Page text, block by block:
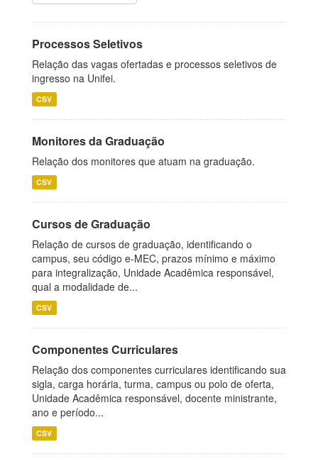
Processos Seletivos
Relação das vagas ofertadas e processos seletivos de
ingresso na Unifei.
CSV
Monitores da Graduação
Relação dos monitores que atuam na graduação.
CSV
Cursos de Graduação
Relação de cursos de graduação, identificando o
campus, seu código e-MEC, prazos mínimo e máximo
para integralização, Unidade Acadêmica responsável,
qual a modalidade de...
CSV
Componentes Curriculares
Relação dos componentes curriculares identificando sua
sigla, carga horária, turma, campus ou polo de oferta,
Unidade Acadêmica responsável, docente ministrante,
ano e período...
CSV